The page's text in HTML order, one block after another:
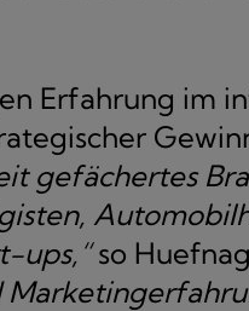
Erfahrung im
gefächertes
ups,“so